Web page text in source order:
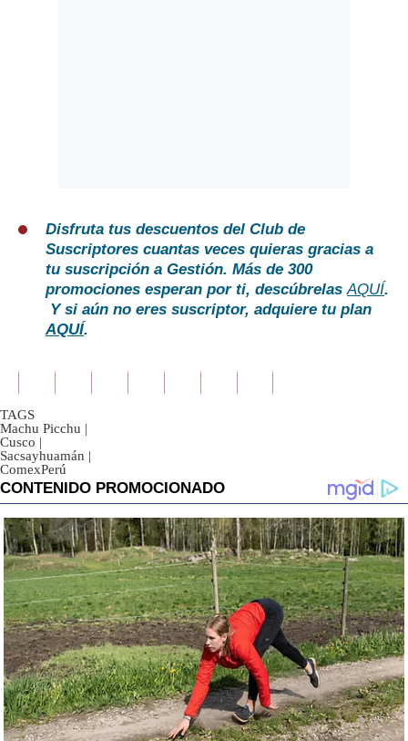
Disfruta tus descuentos del Club de
Suscriptores cuantas veces quieras gracias a
tu suscripción a Gestión. Más de 300
promociones esperan por ti, descúbrelasAQUÍ.
Y si aún no eres suscriptor, adquiere tu plan
AQUÍ.
TAGS
Machu Picchu |
Cusco |
Sacsayhuamán |
ComexPerú